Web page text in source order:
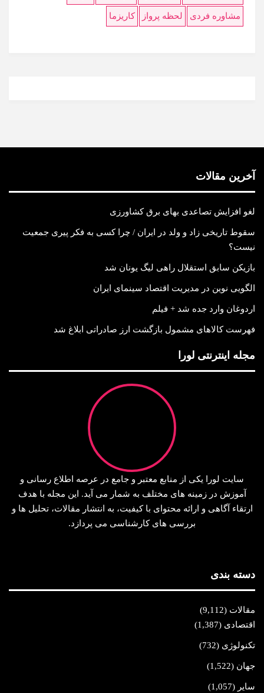
مشاوره فردی لحظه پرواز کاریزما
آخرین مقالات
لغو افزایش تصاعدی بهای برق کشاورزی
سقوط تاریخی زاد و ولد در ایران / چرا کسی به فکر پیری جمعیت
نیست؟
بازیکن سابق استقلال راهی لیگ یونان شد
الگویی نوین در مدیریت اقتصاد سینمای ایران
اردوغان وارد جده شد + فیلم
فهرست کالاهای مشمول بازگشت ارز صادراتی ابلاغ شد
مجله اینترنتی لورا
سایت لورا یکی از منابع معتبر و جامع در عرصه اطلاع‌ رسانی و
آموزش در زمینه‌ های مختلف به شمار می‌ آید. این مجله با هدف
ارتقاء آگاهی و ارائه محتوای با کیفیت، به انتشار مقالات، تحلیل‌ ها و
بررسی‌ های کارشناسی می‌ پردازد.
دسته بندی
مقالات (9,112)
اقتصادی (1,387)
تکنولوژی (732)
جهان (1,522)
سایر (1,057)